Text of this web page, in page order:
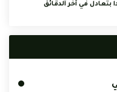
بتعادل في آخر الدقائق